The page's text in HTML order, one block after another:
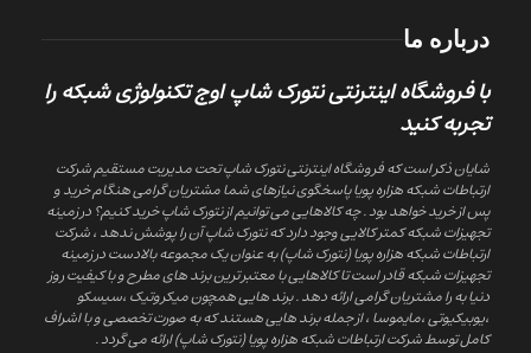
درباره ما
با فروشگاه اینترنتی نتورک شاپ اوج تکنولوژی شبکه را
تجربه کنید
شایان ذکر است که فروشگاه اینترنتی نتورک شاپ تحت مدیریت مستقیم شرکت
ارتباطات شبکه هزاره پویا پاسخگوی نیازهای شما مشتریان گرامی هنگام خرید و
پس از خرید خواهد بود . چه کالاهایی می توانیم از نتورک شاپ خرید کنیم؟ در زمینه
تجهیزات شبکه کمتر کالایی وجود دارد که نتورک شاپ آن را پوشش ندهد ، شرکت
ارتباطات شبکه هزاره پویا (نتورک شاپ) به عنوان یک مجموعه بالادست در زمینه
تجهیزات شبکه قادر است تا کالاهایی با معتبر ترین برند های مطرح و با کیفیت روز
دنیا به را مشتریان گرامی ارائه دهد . برند هایی همچون میکروتیک ،سیسکو
،یوبیکیوتی ،مایموسا ، از جمله برند هایی هستند که به صورت تخصصی و با اشراف
کامل توسط شرکت ارتباطات شبکه هزاره پویا (نتورک شاپ) ارائه می گردد .